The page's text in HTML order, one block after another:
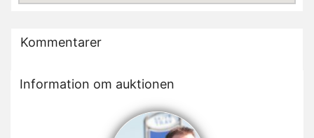
Kommentarer
Information om auktionen